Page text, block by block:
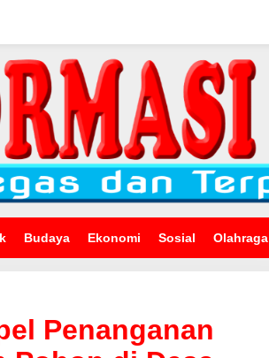
Budaya Ekonomi Sosial Olahraga
Penanganan